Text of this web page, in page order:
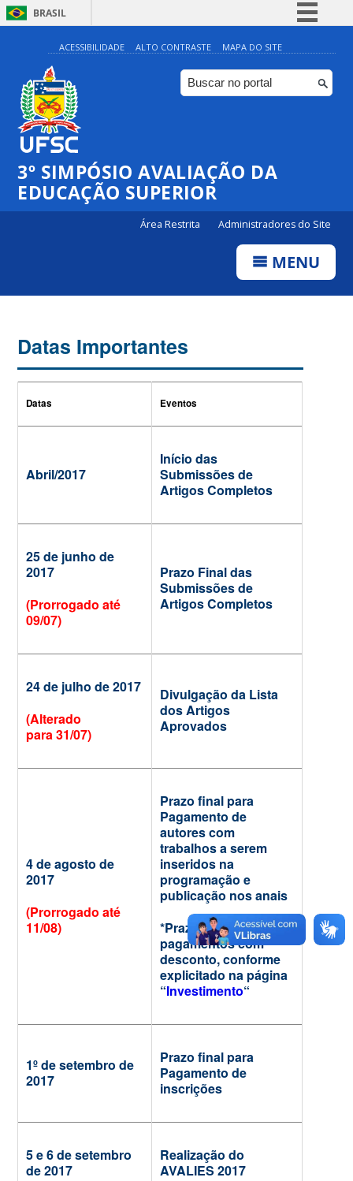
BRASIL
Simplifique!
Comunica BR
Participe
Canais
ACESSIBILIDADE ALTO CONTRASTE MAPA DO SITE
3º SIMPÓSIO AVALIAÇÃO DA
EDUCAÇÃO SUPERIOR
Área Restrita Administradores do Site
MENU
Datas Importantes
Datas Eventos
Abril/2017
Início das
Submissões de
Artigos Completos
25 de junho de
2017
(Prorrogado até
09/07)
Prazo Final das
Submissões de
Artigos Completos
24 de julho de 2017
(Alterado
para 31/07)
Divulgação da Lista
dos Artigos
Aprovados
4 de agosto de
2017
(Prorrogado até
11/08)
Prazo final para
Pagamento de
autores com
trabalhos a serem
inseridos na
programação e
publicação nos anais
*Prazo final para
pagamentos com
desconto, conforme
explicitado na página
“Investimento“
1º de setembro de
2017
Prazo final para
Pagamento de
inscrições
5 e 6 de setembro
de 2017
Realização do
AVALIES 2017